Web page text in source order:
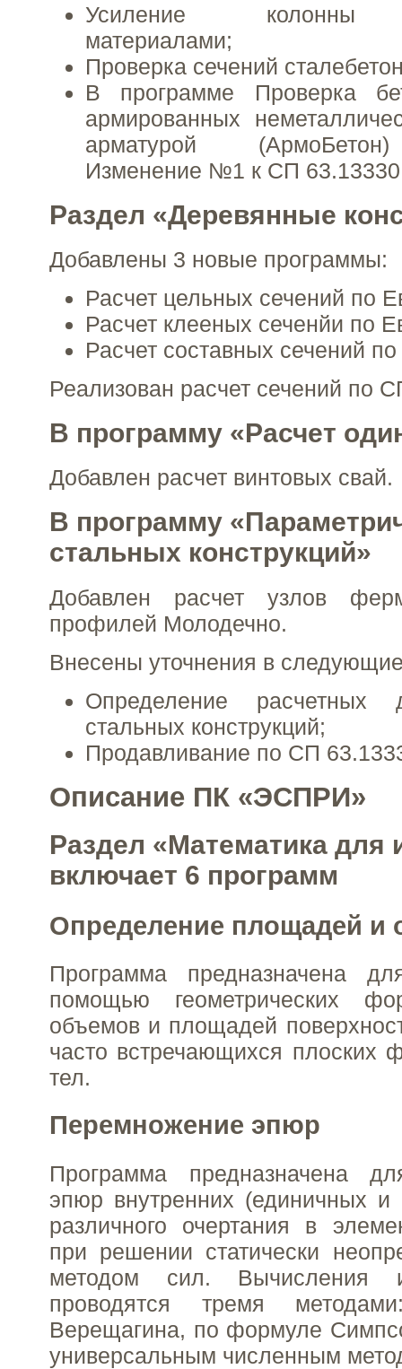
Усиление колонны
материалами;
Проверка сечений
В программе Проверка
армированных
арматурой
Изменение №1 к СП
Раздел «Деревянные
Добавлены 3 новые программы:
Расчет цельных сечений по
Расчет клееных сеченйи по
Расчет составных сечений
Реализован расчет сечений по
В программу «Расчет
Добавлен расчет винтовых свай.
В программу
стальных конструкций»
Добавлен расчет узлов
профилей Молодечно.
Внесены уточнения в
Определение расчетных
стальных конструкций;
Продавливание по СП
Описание ПК «ЭСПРИ»
Раздел «Математика для
включает 6 программ
Определение площадей и
Программа предназначена
помощью геометрических
объемов и площадей
часто встречающихся плоских
тел.
Перемножение эпюр
Программа предназначена
эпюр внутренних (единичных и
различного очертания в
при решении статически
методом сил. Вычисления
проводятся тремя
Верещагина, по формуле
универсальным численным